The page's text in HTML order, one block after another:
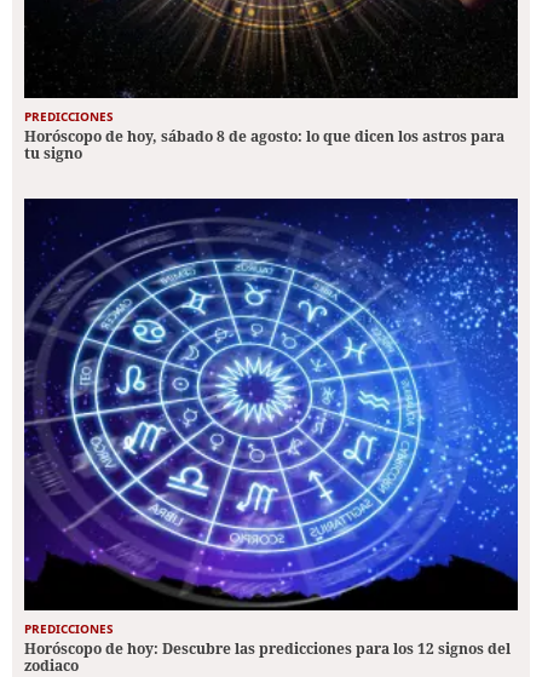
PREDICCIONES
Horóscopo de hoy, sábado 8 de agosto: lo que dicen los astros para
tu signo
PREDICCIONES
Horóscopo de hoy: Descubre las predicciones para los 12 signos del
zodiaco